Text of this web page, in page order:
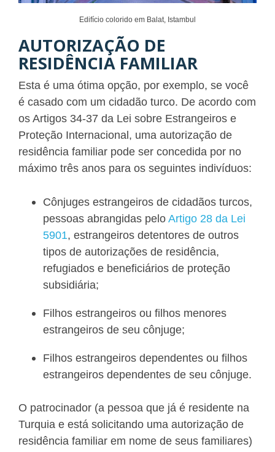
Edifício colorido em Balat, Istambul
AUTORIZAÇÃO DE
RESIDÊNCIA FAMILIAR
Esta é uma ótima opção, por exemplo, se você
é casado com um cidadão turco. De acordo com
os Artigos 34-37 da Lei sobre Estrangeiros e
Proteção Internacional, uma autorização de
residência familiar pode ser concedida por no
máximo três anos para os seguintes indivíduos:
Cônjuges estrangeiros de cidadãos turcos,
pessoas abrangidas pelo Artigo 28 da Lei
5901, estrangeiros detentores de outros
tipos de autorizações de residência,
refugiados e beneficiários de proteção
subsidiária;
Filhos estrangeiros ou filhos menores
estrangeiros de seu cônjuge;
Filhos estrangeiros dependentes ou filhos
estrangeiros dependentes de seu cônjuge.
O patrocinador (a pessoa que já é residente na
Turquia e está solicitando uma autorização de
residência familiar em nome de seus familiares)